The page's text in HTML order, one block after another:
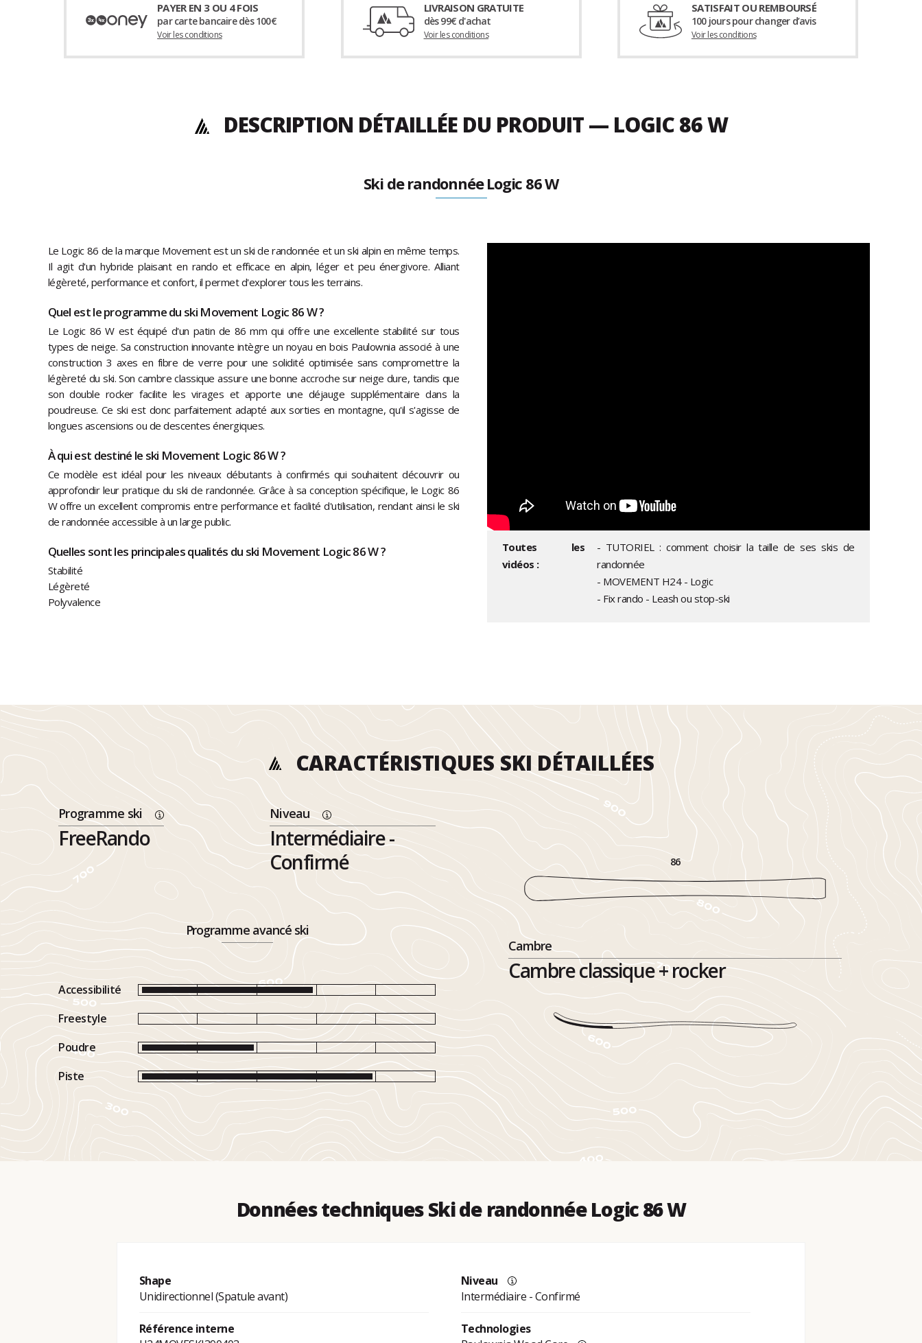
PAYER EN 3 OU 4 FOIS
par carte bancaire dès 100€
Voir les conditions
LIVRAISON GRATUITE
dès 99€ d'achat
Voir les conditions
SATISFAIT OU REMBOURSÉ
100 jours pour changer d’avis
Voir les conditions
DESCRIPTION DÉTAILLÉE DU PRODUIT — LOGIC 86 W
Ski de randonnée Logic 86 W
Le Logic 86 de la marque Movement est un ski de randonnée et un ski alpin en même temps.
Il agit d'un hybride plaisant en rando et efficace en alpin, léger et peu énergivore. Alliant
légèreté, performance et confort, il permet d'explorer tous les terrains.
Quel est le programme du ski Movement Logic 86 W ?
Le Logic 86 W est équipé d'un patin de 86 mm qui offre une excellente stabilité sur tous
types de neige. Sa construction innovante intègre un noyau en bois Paulownia associé à une
construction 3 axes en fibre de verre pour une solidité optimisée sans compromettre la
légèreté du ski. Son cambre classique assure une bonne accroche sur neige dure, tandis que
son double rocker facilite les virages et apporte une déjauge supplémentaire dans la
poudreuse. Ce ski est donc parfaitement adapté aux sorties en montagne, qu'il s'agisse de
longues ascensions ou de descentes énergiques.
À qui est destiné le ski Movement Logic 86 W ?
Ce modèle est idéal pour les niveaux débutants à confirmés qui souhaitent découvrir ou
approfondir leur pratique du ski de randonnée. Grâce à sa conception spécifique, le Logic 86
W offre un excellent compromis entre performance et facilité d'utilisation, rendant ainsi le ski
de randonnée accessible à un large public.
Quelles sont les principales qualités du ski Movement Logic 86 W ?
Stabilité
Légèreté
Polyvalence
Toutes les
vidéos :
- TUTORIEL : comment choisir la taille de ses skis de
randonnée
- MOVEMENT H24 - Logic
- Fix rando - Leash ou stop-ski
CARACTÉRISTIQUES SKI DÉTAILLÉES
Programme ski
FreeRando
Niveau
Intermédiaire -
Confirmé
Programme avancé ski
Accessibilité
Freestyle
Poudre
Piste
86
Cambre
Cambre classique + rocker
Données techniques Ski de randonnée Logic 86 W
Shape
Unidirectionnel (Spatule avant)
Niveau
Intermédiaire - Confirmé
Référence interne
Technologies